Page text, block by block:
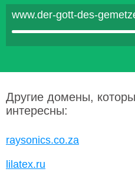
www.der-gott-des-
Другие домены,
интересны:
raysonics.co.za
lilatex.ru